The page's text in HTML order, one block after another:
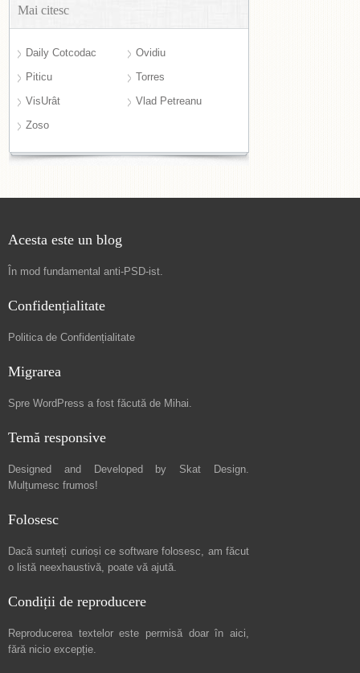
Mai citesc
Daily Cotcodac
Ovidiu
Piticu
Torres
VisUrât
Vlad Petreanu
Zoso
Acesta este un blog
În mod fundamental anti-PSD-ist.
Confidențialitate
Politica de Confidențialitate
Migrarea
Spre WordPress a fost făcută de Mihai.
Temă responsive
Designed and Developed by Skat Design.
Mulțumesc frumos!
Folosesc
Dacă sunteți curioși ce software folosesc, am făcut
o listă neexhaustivă, poate vă ajută.
Condiții de reproducere
Reproducerea textelor este permisă doar în aici,
fără nicio excepție.